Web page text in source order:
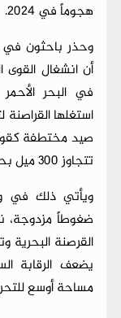
هجوماً في 2024.
وحذر باحثون في
أن انشغال القوى
في البحر
استغلها
صيد مختطفة
تتجاوز 300 ميل بحري.
ويأتي ذلك في
ضغوطاً مزدوجة،
القرصنة
يضعف الرقابة
مساحة أوسع